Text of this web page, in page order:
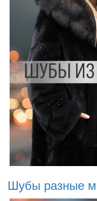
Шубы разные